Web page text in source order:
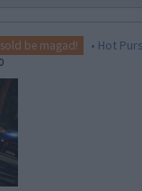
be magad! • Hot